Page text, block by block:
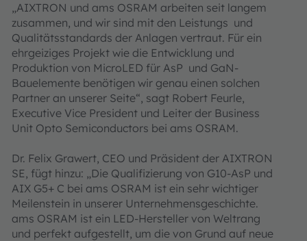
„AIXTRON und ams OSRAM arbeiten seit langem
zusammen, und wir sind mit den Leistungs und
Qualitätsstandards der Anlagen vertraut. Für ein
ehrgeiziges Projekt wie die Entwicklung und
Produktion von MicroLED für AsP und GaN-
Bauelemente benötigen wir genau einen solchen
Partner an unserer Seite“, sagt Robert Feurle,
Executive Vice President und Leiter der Business
Unit Opto Semiconductors bei ams OSRAM.
Dr. Felix Grawert, CEO und Präsident der AIXTRON
SE, fügt hinzu: „Die Qualifizierung von G10-AsP und
AIX G5+ C bei ams OSRAM ist ein sehr wichtiger
Meilenstein in unserer Unternehmensgeschichte.
ams OSRAM ist ein LED-Hersteller von Weltrang
und perfekt aufgestellt, um die von Grund auf neue